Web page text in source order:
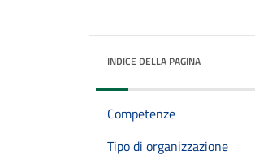
INDICE DELLA PAGINA
Competenze
Tipo di organizzazione